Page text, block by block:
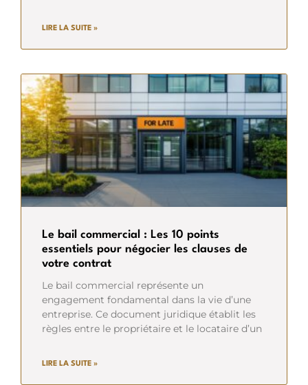
LIRE LA SUITE »
Le bail commercial : Les 10 points
essentiels pour négocier les clauses de
votre contrat
Le bail commercial représente un
engagement fondamental dans la vie d’une
entreprise. Ce document juridique établit les
règles entre le propriétaire et le locataire d’un
LIRE LA SUITE »